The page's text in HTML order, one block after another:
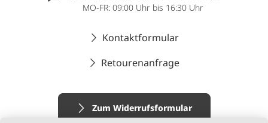
MO-FR: 09:00 Uhr bis 16:30 Uhr
Kontaktformular
Retourenanfrage
Zum Widerrufsformular